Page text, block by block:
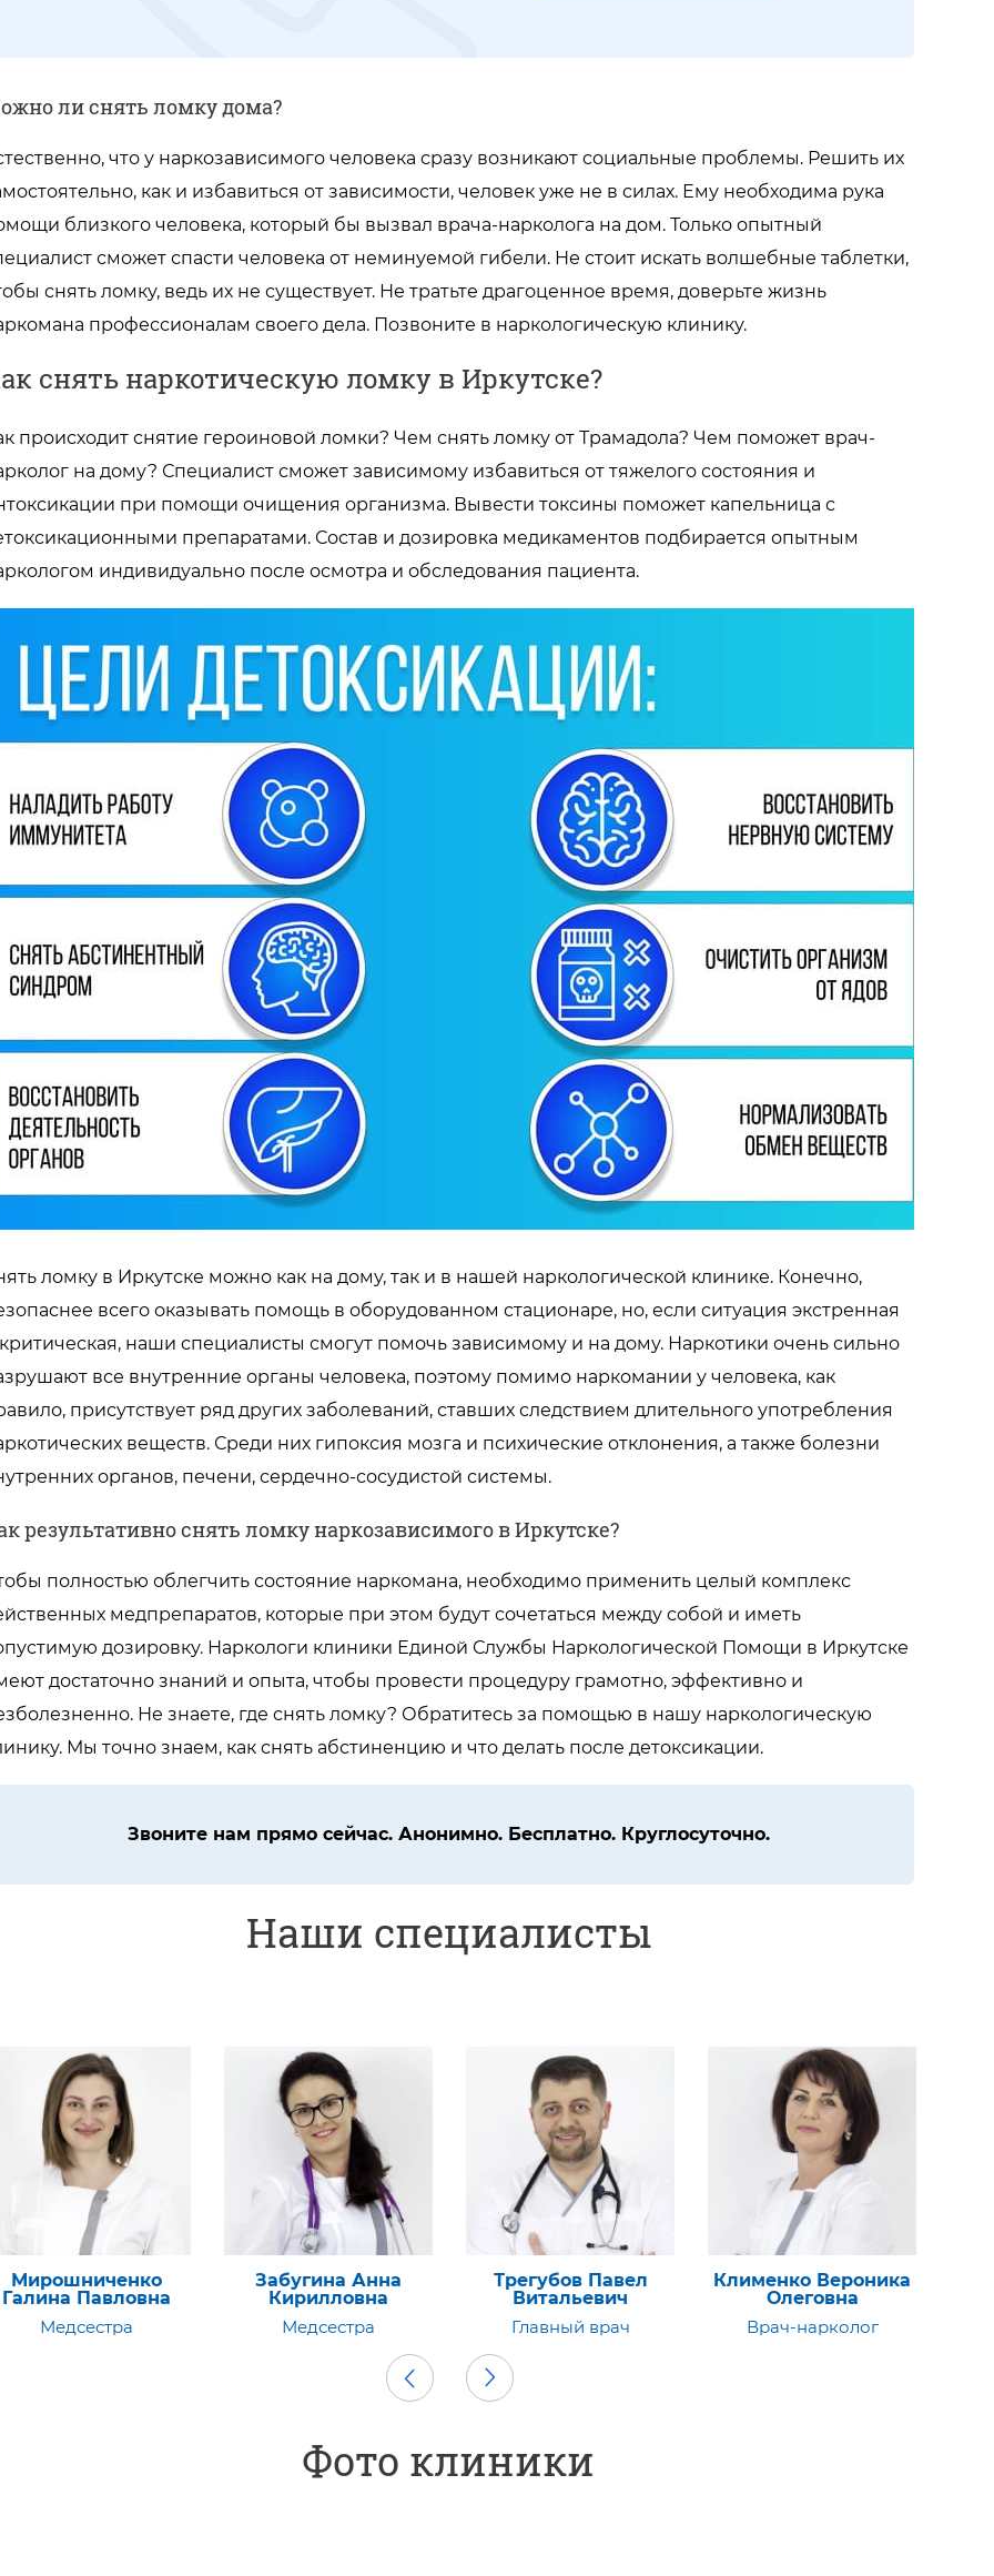
ли снять ломку дома?
что у наркозависимого человека сразу возникают социальные проблемы. Решить их
как и избавиться от зависимости, человек уже не в силах. Ему необходима рука
близкого человека, который бы вызвал врача-нарколога на дом. Только опытный
сможет спасти человека от неминуемой гибели. Не стоит искать волшебные таблетки,
снять ломку, ведь их не существует. Не тратьте драгоценное время, доверьте жизнь
профессионалам своего дела. Позвоните в наркологическую клинику.
снять наркотическую ломку в Иркутске?
происходит снятие героиновой ломки? Чем снять ломку от Трамадола? Чем поможет врач-
на дому? Специалист сможет зависимому избавиться от тяжелого состояния и
при помощи очищения организма. Вывести токсины поможет капельница с
препаратами. Состав и дозировка медикаментов подбирается опытным
индивидуально после осмотра и обследования пациента.
ломку в Иркутске можно как на дому, так и в нашей наркологической клинике. Конечно,
всего оказывать помощь в оборудованном стационаре, но, если ситуация экстренная
наши специалисты смогут помочь зависимому и на дому. Наркотики очень сильно
все внутренние органы человека, поэтому помимо наркомании у человека, как
присутствует ряд других заболеваний, ставших следствием длительного употребления
веществ. Среди них гипоксия мозга и психические отклонения, а также болезни
органов, печени, сердечно-сосудистой системы.
результативно снять ломку наркозависимого в Иркутске?
полностью облегчить состояние наркомана, необходимо применить целый комплекс
медпрепаратов, которые при этом будут сочетаться между собой и иметь
дозировку. Наркологи клиники Единой Службы Наркологической Помощи в Иркутске
достаточно знаний и опыта, чтобы провести процедуру грамотно, эффективно и
Не знаете, где снять ломку? Обратитесь за помощью в нашу наркологическую
Мы точно знаем, как снять абстиненцию и что делать после детоксикации.
Звоните нам прямо сейчас. Анонимно. Бесплатно. Круглосуточно.
Наши специалисты
Забугина Анна
Кирилловна
Медсестра
Трегубов Павел
Витальевич
Главный врач
Клименко Вероника
Олеговна
Врач-нарколог
Колесникова Мария
Сергеевна
Врач-нарколог
Фото клиники